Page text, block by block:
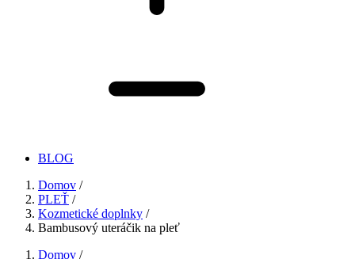
BLOG
Domov /
PLEŤ /
Kozmetické doplnky /
Bambusový uteráčik na pleť
Domov /